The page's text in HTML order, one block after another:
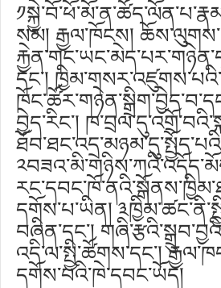
སམ། རྒྱལ་ཁོངས།
དང༌།
བྱེད་རིང༌།
དགོས་པ་ཡིན།
བཞིན་དང༌།
འདི་ལ་སྤྱི་ཚོགས་དང༌།
དགོས་པའི་ཁེ་དབང་ཡོད།